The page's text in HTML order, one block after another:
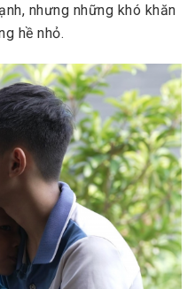
nhưng những khó khăn
hề nhỏ.